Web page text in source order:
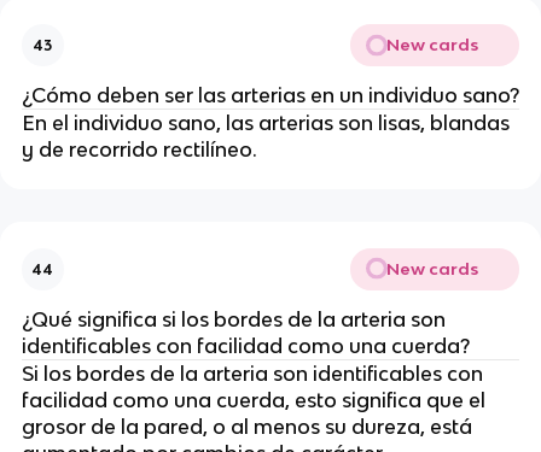
43 New cards
¿Cómo deben ser las arterias en un individuo sano?
En el individuo sano, las arterias son lisas, blandas
y de recorrido rectilíneo.
44 New cards
¿Qué significa si los bordes de la arteria son
identificables con facilidad como una cuerda?
Si los bordes de la arteria son identificables con
facilidad como una cuerda, esto significa que el
grosor de la pared, o al menos su dureza, está